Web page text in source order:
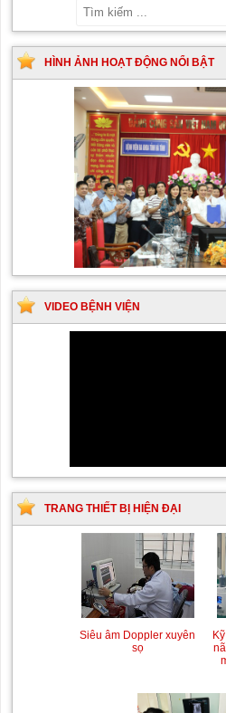
HÌNH ẢNH HOẠT ĐỘNG NỔI BẬT
VIDEO BỆNH VIỆN
TRANG THIẾT BỊ HIỆN ĐẠI
Siêu âm Doppler xuyên
sọ